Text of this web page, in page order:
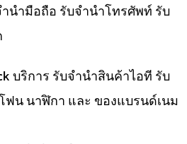
นำมือถือ รับจำนำโทรศัพท์ รับ
บริการ รับจำนำสินค้าไอที รับ
ฟน นาฬิกา และ ของแบรนด์เนม